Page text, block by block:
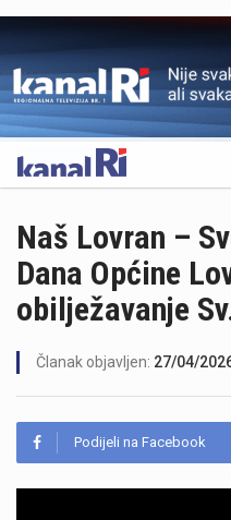
Naš Lovran –
Dana Općine
obilježavanje
Članak objavljen: 27/04/
Podijeli na Facebook